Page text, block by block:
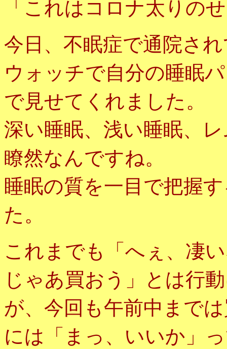
「これはコロナ太りの
今日、不眠症で通院さ
ウォッチで自分の睡眠
で見せてくれました。
深い睡眠、浅い睡眠、
瞭然なんですね。
睡眠の質を一目で把握
た。
これまでも「へぇ、凄
じゃあ買おう」とは行
が、今回も午前中まで
には「まっ、いいか」